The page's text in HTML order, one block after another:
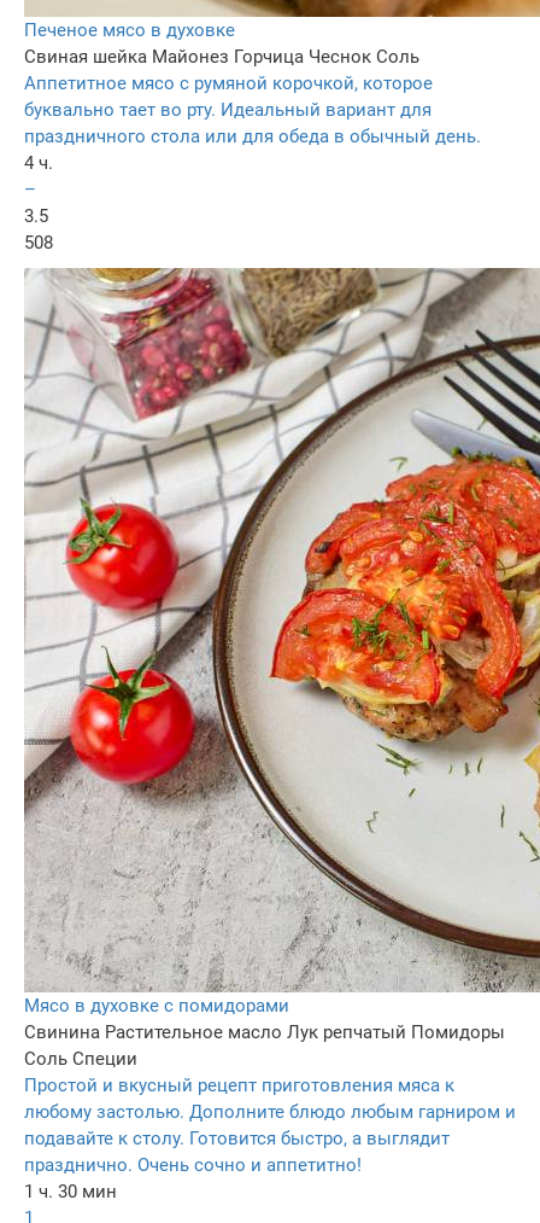
Печеное мясо в духовке
Свиная шейка Майонез Горчица Чеснок Соль
Аппетитное мясо с румяной корочкой, которое
буквально тает во рту. Идеальный вариант для
праздничного стола или для обеда в обычный день.
4 ч.
–
3.5
508
Мясо в духовке с помидорами
Свинина Растительное масло Лук репчатый Помидоры
Соль Специи
Простой и вкусный рецепт приготовления мяса к
любому застолью. Дополните блюдо любым гарниром и
подавайте к столу. Готовится быстро, а выглядит
празднично. Очень сочно и аппетитно!
1 ч. 30 мин
1